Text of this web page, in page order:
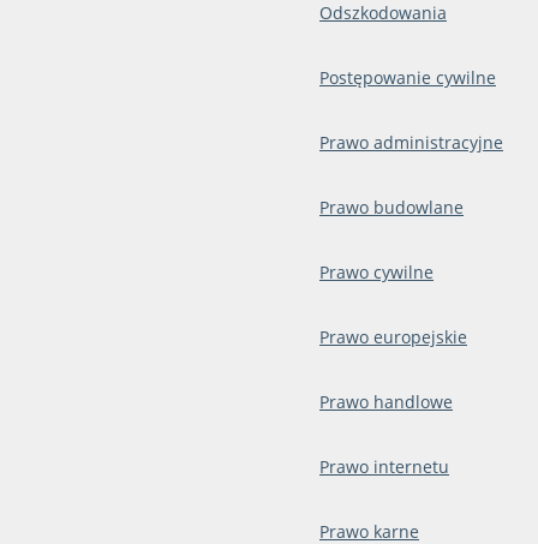
Odszkodowania
Postępowanie cywilne
Prawo administracyjne
Prawo budowlane
Prawo cywilne
Prawo europejskie
Prawo handlowe
Prawo internetu
Prawo karne